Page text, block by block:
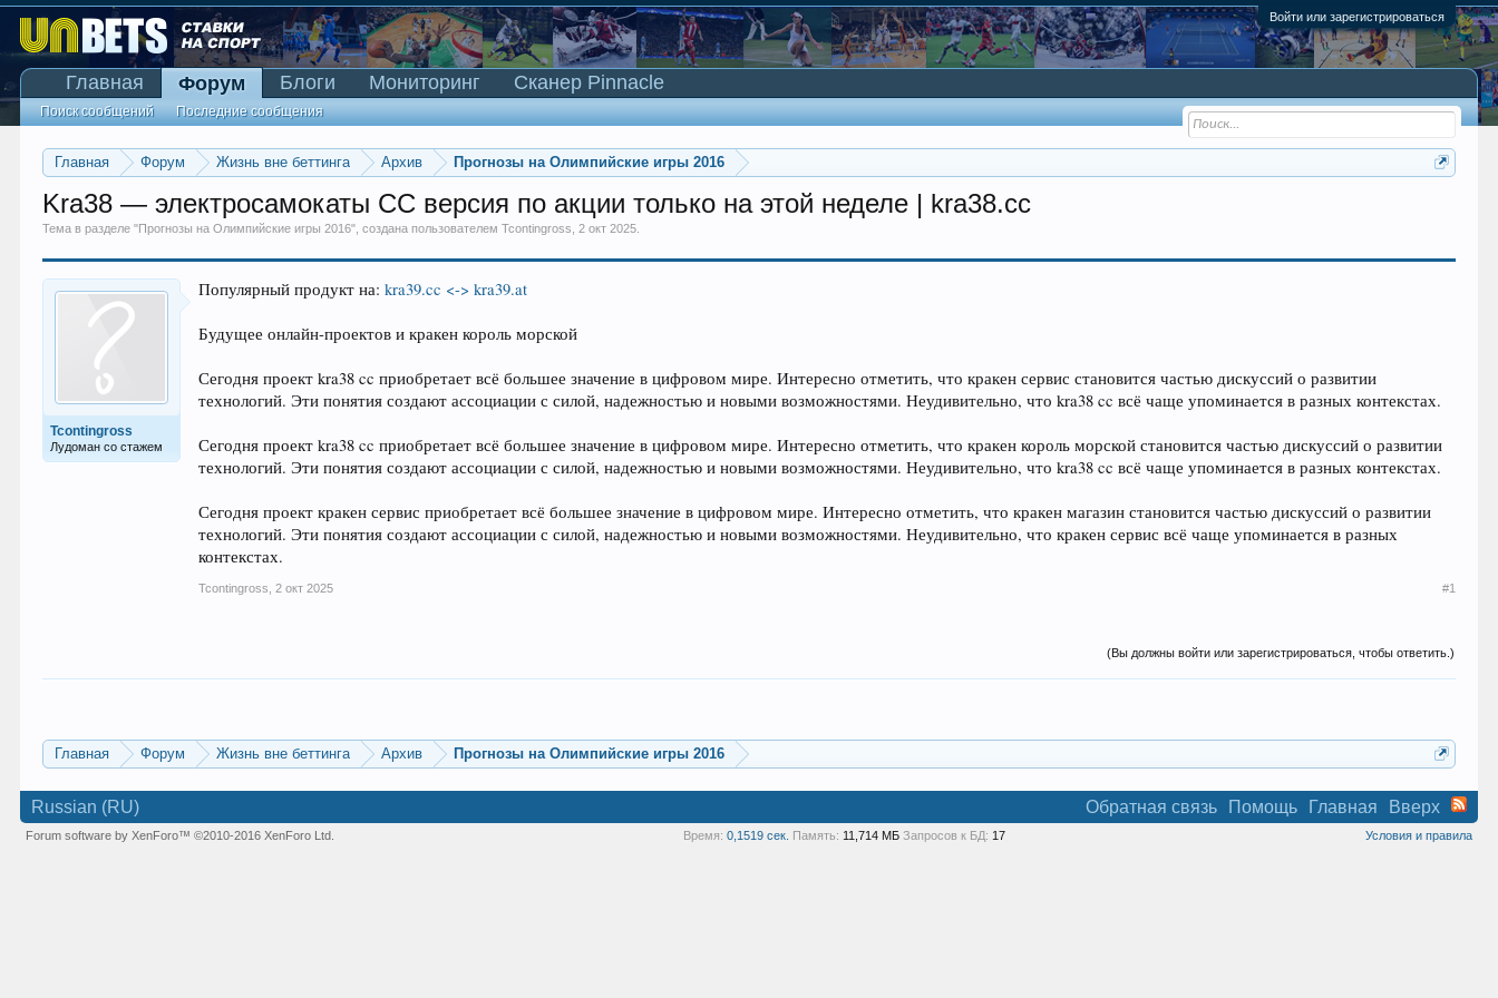
Войти или зарегистрироваться
Главная Форум Жизнь вне беттинга Архив Прогнозы на Олимпийские игры 2016
Kra38 — электросамокаты CC версия по акции только на этой неделе | kra38.cc
Тема в разделе "Прогнозы на Олимпийские игры 2016", создана пользователемTcontingross ,2 окт 2025
Tcontingross
Лудоман со стажем
Популярный продукт на:kra39.cc <-> kra39.at
Будущее онлайн-проектов и кракен король морской
Сегодня проект kra38 cc приобретает всё большее значение в цифровом мире. Интересно отметить, что кракен сервис становится частью дискуссий о развитии
технологий. Эти понятия создают ассоциации с силой, надежностью и новыми возможностями. Неудивительно, что kra38 cc всё чаще упоминается в разных контекстах.
Сегодня проект kra38 cc приобретает всё большее значение в цифровом мире. Интересно отметить, что кракен король морской становится частью дискуссий о развитии
технологий. Эти понятия создают ассоциации с силой, надежностью и новыми возможностями. Неудивительно, что kra38 cc всё чаще упоминается в разных контекстах.
Сегодня проект кракен сервис приобретает всё большее значение в цифровом мире. Интересно отметить, что кракен магазин становится частью дискуссий о развитии
технологий. Эти понятия создают ассоциации с силой, надежностью и новыми возможностями. Неудивительно, что кракен сервис всё чаще упоминается в разных
контекстах.
Tcontingross 2 окт 2025 #1
(Вы должны войти или зарегистрироваться, чтобы ответить.)
Главная Форум Жизнь вне беттинга Архив Прогнозы на Олимпийские игры 2016
Главная Форум
Поиск сообщений Последние сообщения
Блоги Мониторинг Сканер Pinnacle
Russian (RU) Обратная связь Помощь Главная Вверх
Условия и правила
Forum software by XenForo™©2010-2016 XenForo Ltd. Время: 0,1519 сек. Память: 11,714 МБ Запросов к БД: 17